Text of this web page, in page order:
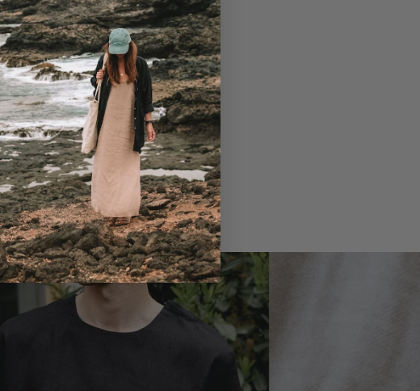
veci si ho nakoniec nakúpiť
v niekoľkých farbách. Všetky
Novšie články